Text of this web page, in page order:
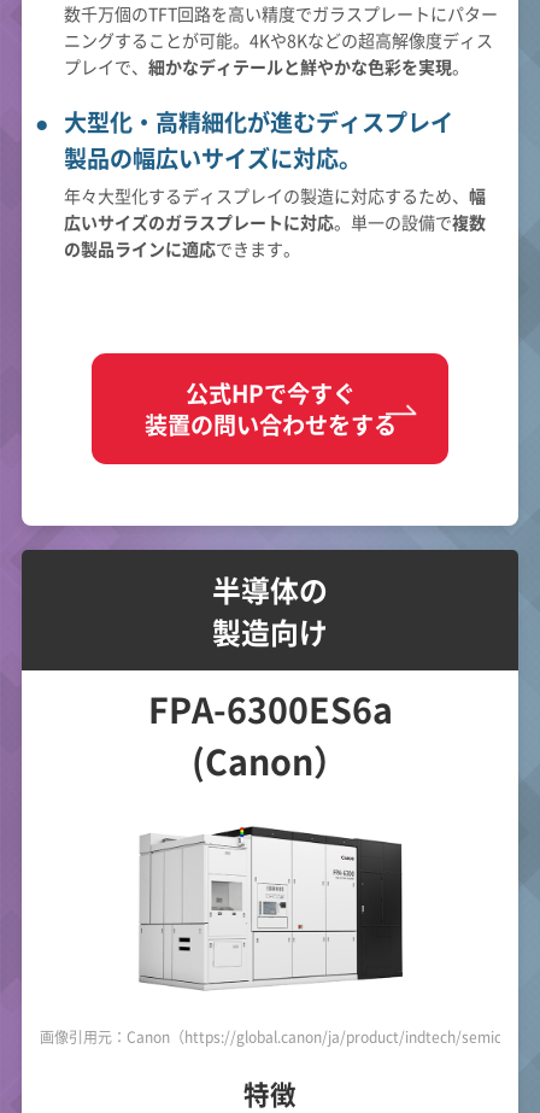
数千万個のTFT回路を高い精度でガラスプレートにパター
ニングすることが可能。4Kや8Kなどの超高解像度ディス
プレイで、 細かなディテールと鮮やかな色彩を実現。
大型化・高精細化が進むディスプレイ
製品の幅広いサイズに対応。
年々大型化するディスプレイの製造に対応するため、 幅
広いサイズのガラスプレートに対応。単一の設備で複数
の製品ラインに適応できます。
公式HPで今すぐ
装置の問い合わせをする
半導体の
製造向け
FPA-6300ES6a
(Canon）
画像引用元：Canon（https://global.canon/ja/product/indtech/semicon/
特徴